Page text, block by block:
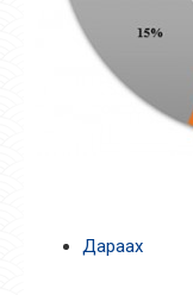
Дараах